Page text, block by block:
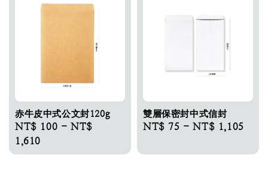
赤牛皮中式公文封120g
Regular
price
NT$ 100 -NT$
1,610
雙層保密封中式信封
Regular
NT$ 75 -NT$ 1,105